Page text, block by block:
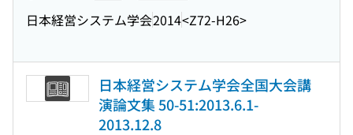
日本経営システム学会2014<Z72-H26>
日本経営システム学会全国大会講
演論文集 50-51:2013.6.1-
2013.12.8